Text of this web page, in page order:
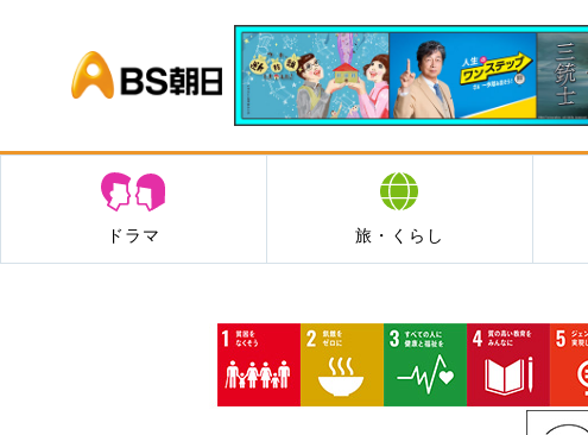
BS朝日
ドラマ 旅・くらし